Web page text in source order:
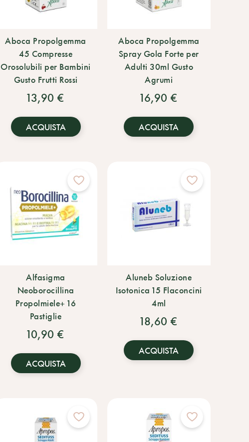
Aboca Propolgemma
45 Compresse
Orosolubili per Bambini
Gusto Frutti Rossi
13,90 €
ACQUISTA
Aboca Propolgemma
Spray Gola Forte per
Adulti 30ml Gusto
Agrumi
16,90 €
ACQUISTA
Alfasigma
Neoborocillina
Propolmiele+ 16
Pastiglie
10,90 €
ACQUISTA
Aluneb Soluzione
Isotonica 15 Flaconcini
4ml
18,60 €
ACQUISTA